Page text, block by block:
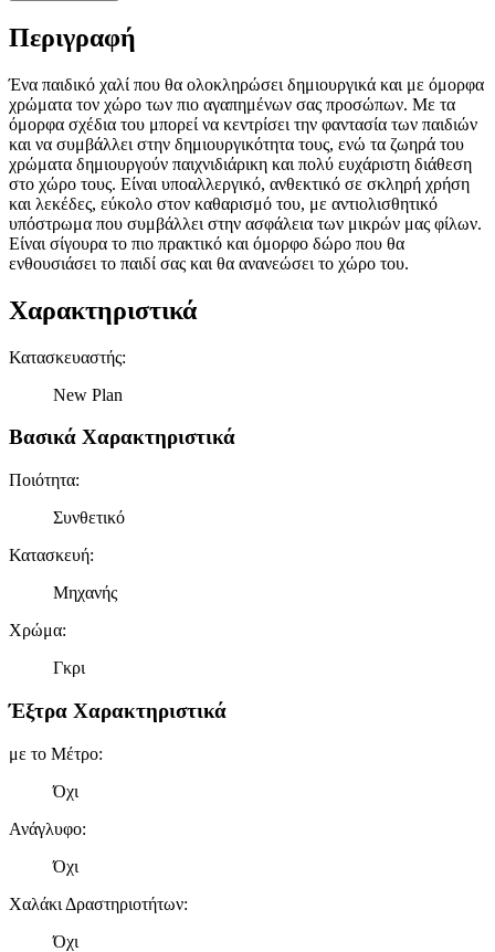
Περιγραφή
Ένα παιδικό χαλί που θα ολοκληρώσει δημιουργικά και με όμορφα
χρώματα τον χώρο των πιο αγαπημένων σας προσώπων. Με τα
όμορφα σχέδια του μπορεί να κεντρίσει την φαντασία των παιδιών
και να συμβάλλει στην δημιουργικότητα τους, ενώ τα ζωηρά του
χρώματα δημιουργούν παιχνιδιάρικη και πολύ ευχάριστη διάθεση
στο χώρο τους. Είναι υποαλλεργικό, ανθεκτικό σε σκληρή χρήση
και λεκέδες, εύκολο στον καθαρισμό του, με αντιολισθητικό
υπόστρωμα που συμβάλλει στην ασφάλεια των μικρών μας φίλων.
Είναι σίγουρα το πιο πρακτικό και όμορφο δώρο που θα
ενθουσιάσει το παιδί σας και θα ανανεώσει το χώρο του.
Χαρακτηριστικά
Κατασκευαστής:
New Plan
Βασικά Χαρακτηριστικά
Ποιότητα:
Συνθετικό
Κατασκευή:
Μηχανής
Χρώμα:
Γκρι
Έξτρα Χαρακτηριστικά
με το Μέτρο:
Όχι
Ανάγλυφο:
Όχι
Χαλάκι Δραστηριοτήτων:
Όχι